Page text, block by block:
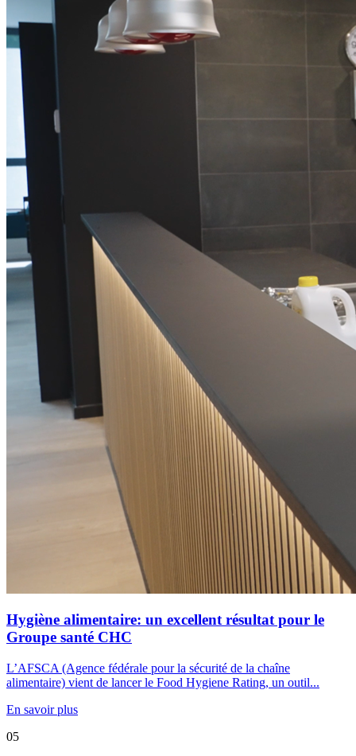
Hygiène alimentaire: un excellent résultat pour le
Groupe santé CHC
L’AFSCA (Agence fédérale pour la sécurité de la chaîne
alimentaire) vient de lancer le Food Hygiene Rating, un outil...
En savoir plus
05